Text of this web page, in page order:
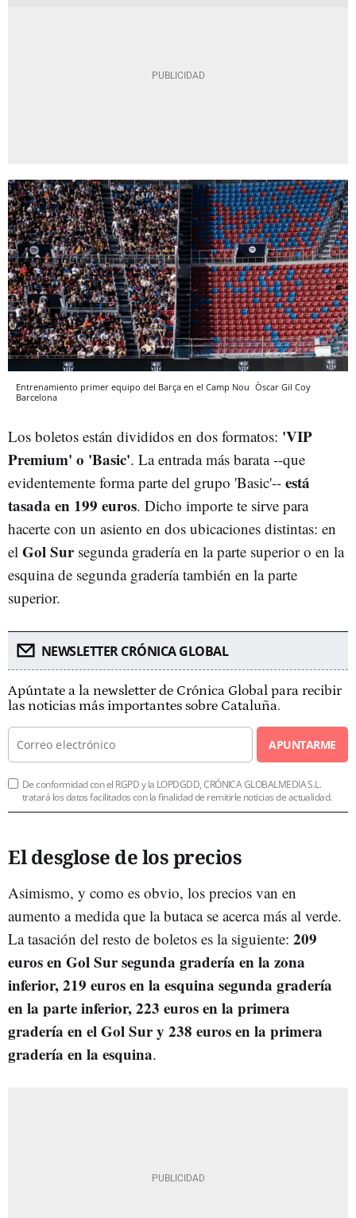
Entrenamiento primer equipo del Barça en el Camp Nou Òscar Gil Coy
Barcelona
Los boletos están divididos en dos formatos: 'VIP
Premium' o 'Basic'. La entrada más barata --que
evidentemente forma parte del grupo 'Basic'-- está
tasada en 199 euros. Dicho importe te sirve para
hacerte con un asiento en dos ubicaciones distintas: en
el Gol Sursegunda gradería en la parte superior o en la
esquina de segunda gradería también en la parte
superior.
NEWSLETTER CRÓNICA GLOBAL
Apúntate a la newsletter de Crónica Global para recibir
las noticias más importantes sobre Cataluña.
APUNTARME
De conformidad con el RGPD y la LOPDGDD, CRÓNICA GLOBALMEDIA S.L.
tratará los datos facilitados con la finalidad de remitirle noticias de actualidad.
El desglose de los precios
Asimismo, y como es obvio, los precios van en
aumento a medida que la butaca se acerca más al verde.
La tasación del resto de boletos es la siguiente: 209
euros en Gol Sur segunda gradería en la zona
inferior, 219 euros en la esquina segunda gradería
en la parte inferior, 223 euros en la primera
gradería en el Gol Sur y 238 euros en la primera
gradería en la esquina.